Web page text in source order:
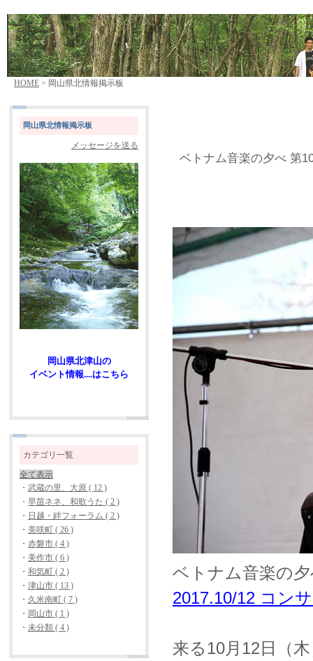
HOME > 岡山県北情報掲示板
岡山県北情報掲示板
メッセージを送る
岡山県北津山の
イベント情報....はこちら
カテゴリ一覧
全て表示
・ 武蔵の里、大原 ( 12 )
・ 早苗ネネ、和歌うた ( 2 )
・ 日越・絆フォーラム ( 2 )
・ 美咲町 ( 26 )
・ 赤磐市 ( 4 )
・ 美作市 ( 6 )
・ 和気町 ( 2 )
・ 津山市 ( 13 )
・ 久米南町 ( 7 )
・ 岡山市 ( 1 )
・ 未分類 ( 4 )
ベトナム音楽の夕べ 第
ベトナム音楽の
2017.10/12 コン
来る10月12日（